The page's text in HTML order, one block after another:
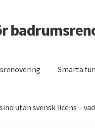
Smarta
utan svensk licens –